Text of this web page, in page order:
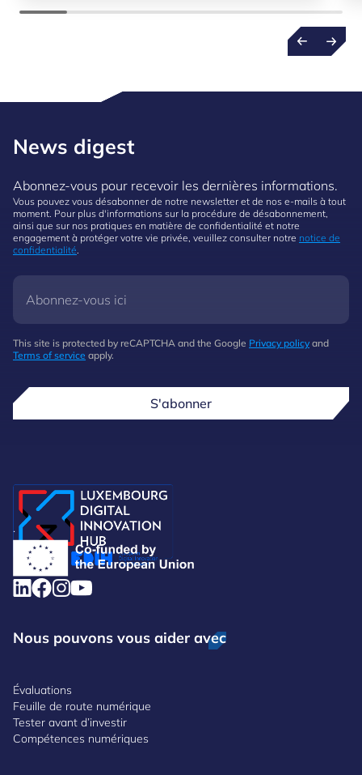
News digest
Abonnez-vous pour recevoir les dernières informations.
Vous pouvez vous désabonner de notre newsletter et de nos e-mails à tout
moment. Pour plus d'informations sur la procédure de désabonnement,
ainsi que sur nos pratiques en matière de confidentialité et notre
engagement à protéger votre vie privée, veuillez consulter notre notice de
confidentialité.
This site is protected by reCAPTCHA and the Google Privacy policy and
Terms of service apply.
S'abonner
.
Nous pouvons vous aider avec
Évaluations
Feuille de route numérique
Tester avant d’investir
Compétences numériques